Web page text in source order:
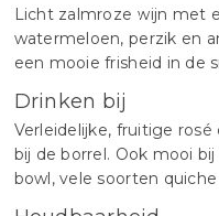
Licht zalmroze wijn met
watermeloen, perzik en
een mooie frisheid in de
Drinken bij
Verleidelijke, fruitige
bij de borrel. Ook mooi
bowl, vele soorten